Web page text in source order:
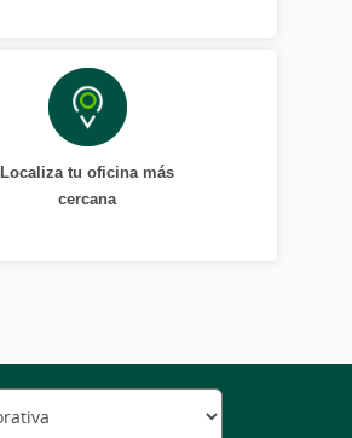
Localiza tu oficina más
cercana